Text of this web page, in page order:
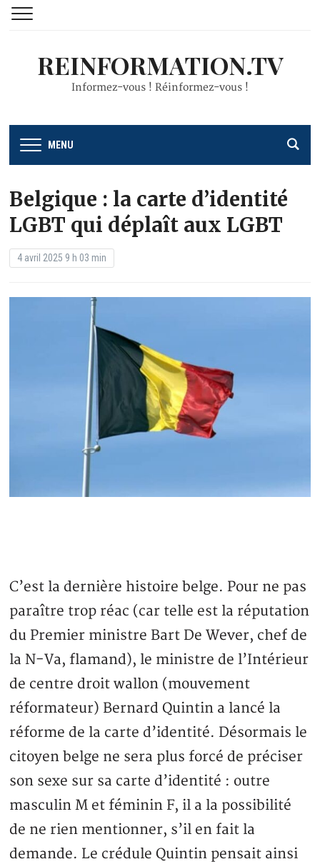
REINFORMATION.TV
Informez-vous ! Réinformez-vous !
MENU
Belgique : la carte d’identité
LGBT qui déplaît aux LGBT
4 avril 2025 9 h 03 min
C’est la dernière histoire belge. Pour ne pas
paraître trop réac (car telle est la réputation
du Premier ministre Bart De Wever, chef de
la N-Va, flamand), le ministre de l’Intérieur
de centre droit wallon (mouvement
réformateur) Bernard Quintin a lancé la
réforme de la carte d’identité. Désormais le
citoyen belge ne sera plus forcé de préciser
son sexe sur sa carte d’identité : outre
masculin M et féminin F, il a la possibilité
de ne rien mentionner, s’il en fait la
demande. Le crédule Quintin pensait ainsi